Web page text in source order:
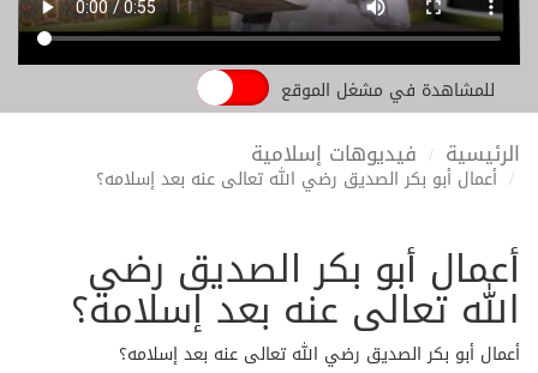
للمشاهدة في مشغل الموقع
الرئيسية فيديوهات إسلامية
أعمال أبو بكر الصديق رضي الله تعالی عنه بعد إسلامه؟
أعمال أبو بكر الصديق رضي
الله تعالی عنه بعد إسلامه؟
أعمال أبو بكر الصديق رضي الله تعالی عنه بعد إسلامه؟